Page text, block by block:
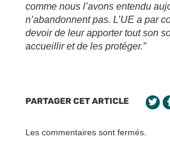
comme nous l’avons entendu
n’abandonnent pas. L’UE a par
devoir de leur apporter tout son
accueillir et de les protéger.”
PARTAGER CET ARTICLE
Les commentaires sont fermés.